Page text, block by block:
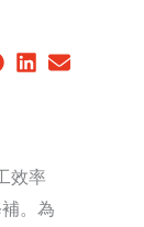
效率
。為